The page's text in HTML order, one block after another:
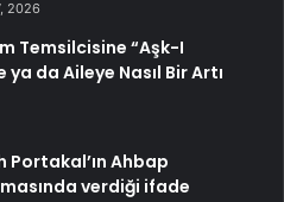
2026
Temsilcisine “Aşk-I
da Aileye Nasıl Bir Artı
Portakal’ın Ahbap
verdiği ifade